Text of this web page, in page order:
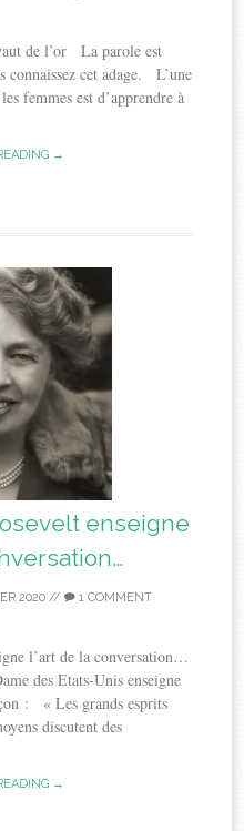
de l’or La parole est
connaissez cet adage. L’une
femmes est d’apprendre à
→
enseigne
2020// 1 COMMENT
l’art de la conversation…
des Etats-Unis enseigne
: « Les grands esprits
discutent des
→